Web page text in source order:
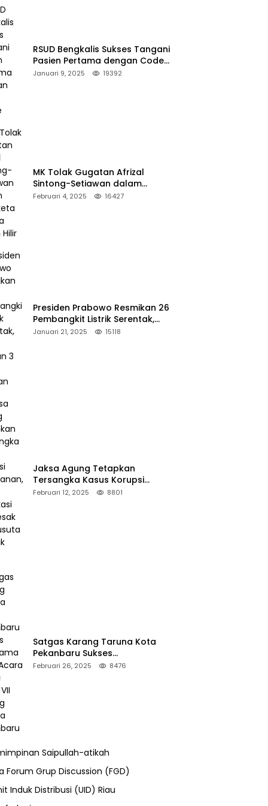
RSUD Bengkalis Sukses Tangani
Pasien Pertama dengan Code
Stroke
Januari 9, 2025 19392
MK Tolak Gugatan Afrizal
Sintong-Setiawan dalam
Sengketa Pilkada Rokan Hilir
Februari 4, 2025 16427
Presiden Prabowo Resmikan 26
Pembangkit Listrik Serentak,
PLTA Asahan 3 Jadi Sorotan
Januari 21, 2025 15118
Jaksa Agung Tetapkan
Tersangka Kasus Korupsi
Kehutanan, DPP Advokasi IPJI
Februari 12, 2025 8801
Satgas Karang Taruna Kota
Pekanbaru Sukses
Mengamankan Acara Temu
Februari 26, 2025 8476
Saipullah-atikah
Forum Grup Discussion (FGD)
Induk Distribusi (UID) Riau